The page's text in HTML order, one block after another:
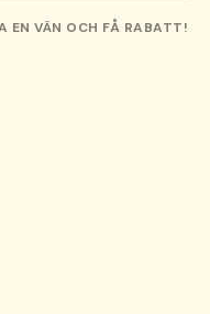
EN VÄN OCH FÅ RABATT!